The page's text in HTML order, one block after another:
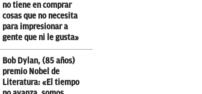
no tiene en comprar
cosas que no necesita
para impresionar a
gente que ni le gusta»
Bob Dylan, (85 años)
premio Nobel de
Literatura: «El tiempo